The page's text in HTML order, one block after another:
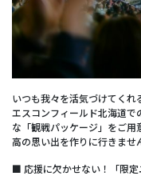
いつも我々を活気づけてくれ
エスコンフィールド北海道で
な「観戦パッケージ」をご
高の思い出を作りに行きませ
■ 応援に欠かせない！「限